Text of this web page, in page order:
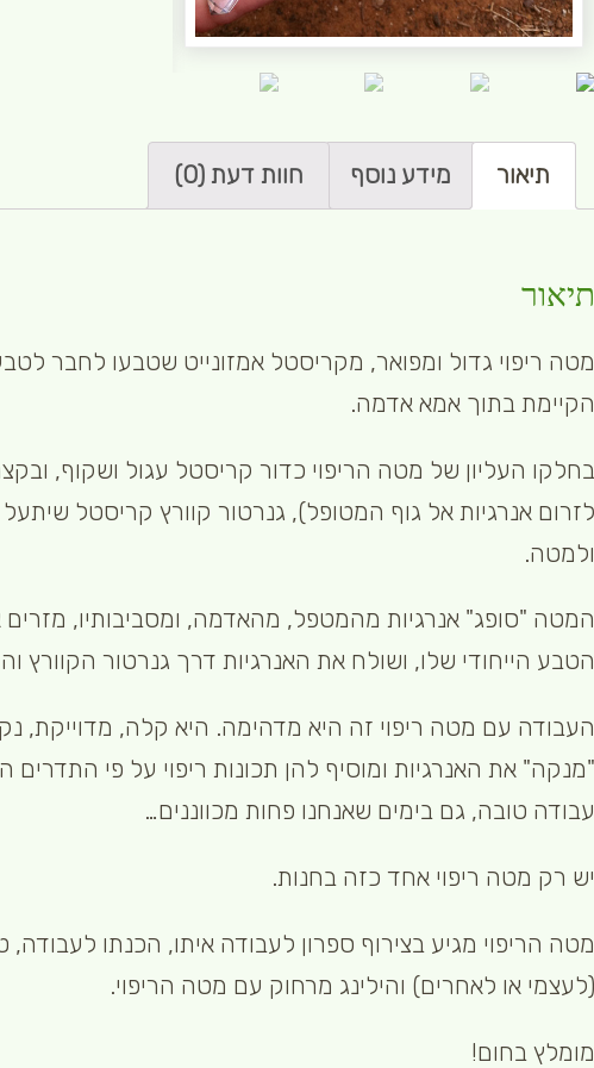
תיאור מידע נוסף חוות דעת (0)
תיאור
מטה ריפוי גדול ומפואר, מקריסטל אמזונייט שטבעו לחבר
הקיימת בתוך אמא אדמה.
בחלקו העליון של מטה הריפוי כדור קריסטל עגול ושקוף,
לזרום אנרגיות אל גוף המטופל), גנרטור קוורץ קריסטל
ולמטה.
המטה "סופג" אנרגיות מהמטפל, מהאדמה, ומסביבותיו, מזרים
הטבע הייחודי שלו, ושולח את האנרגיות דרך גנרטור הקוורץ
העבודה עם מטה ריפוי זה היא מדהימה. היא קלה, מדוייקת,
"מנקה" את האנרגיות ומוסיף להן תכונות ריפוי על פי
עבודה טובה, גם בימים שאנחנו פחות מכווננים…
יש רק מטה ריפוי אחד כזה בחנות.
מטה הריפוי מגיע בצירוף ספרון לעבודה איתו, הכנתו לעבודה,
(לעצמי או לאחרים) והילינג מרחוק עם מטה הריפוי.
מומלץ בחום!